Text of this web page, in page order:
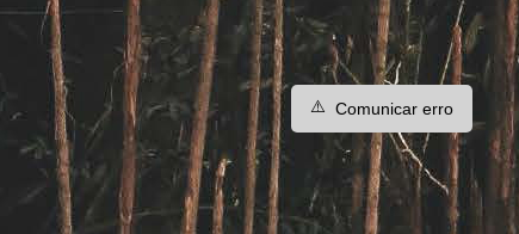
⚠️ Comunicar erro